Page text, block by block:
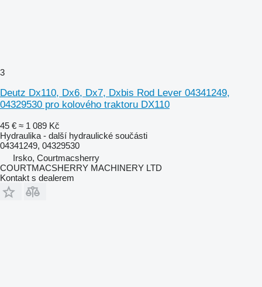
3
Deutz Dx110, Dx6, Dx7, Dxbis Rod Lever 04341249,
04329530 pro kolového traktoru DX110
45 € ≈ 1 089 Kč
Hydraulika - další hydraulické součásti
04341249, 04329530
Irsko, Courtmacsherry
COURTMACSHERRY MACHINERY LTD
Kontakt s dealerem